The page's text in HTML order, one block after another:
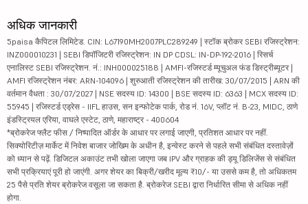
अधिक जानकारी
5paisa कैपिटल लिमिटेड. CIN: L67190MH2007PLC289249 | स्टॉक ब्रोकर SEBI रजिस्ट्रेशन:
INZ000010231 | SEBI डिपॉजिटरी रजिस्ट्रेशन: IN DP CDSL: IN-DP-192-2016 | रिसर्च
एनालिस्ट SEBI रजिस्ट्रेशन. नं.: INH000025188 | AMFI-रजिस्टर्ड म्यूचुअल फंड डिस्ट्रीब्यूटर |
AMFI रजिस्ट्रेशन नंबर: ARN-104096 | शुरुआती रजिस्ट्रेशन की तारीख: 30/07/2015 | ARN की
वर्तमान वैधता : 30/07/2027 | NSE सदस्य ID: 14300 | BSE सदस्य ID: 6363 | MCX सदस्य ID:
55945 | रजिस्टर्ड एड्रेस - IIFL हाउस, सन इन्फोटेक पार्क, रोड नं. 16V, प्लॉट नं. B-23, MIDC, ठाणे
इंडस्ट्रियल एरिया, वाघले एस्टेट, ठाणे, महाराष्ट्र - 400604
*ब्रोकरेज फ्लैट फीस / निष्पादित ऑर्डर के आधार पर लगाई जाएगी, प्रतिशत आधार पर नहीं.
सिक्योरिटीज़ मार्केट में निवेश बाजार जोखिम के अधीन है, इन्वेस्ट करने से पहले सभी संबंधित दस्तावेज़ों
को ध्यान से पढ़ें. डिजिटल अकाउंट तभी खोला जाएगा जब IPV और ग्राहक की ड्यू डिलिजेंस से संबंधित
सभी प्रक्रियाएं पूरी हो जाएंगी. अगर शेयर का बिक्री/खरीद मूल्य ₹10/- या उससे कम है, तो अधिकतम
25 पैसे प्रति शेयर ब्रोकरेज वसूला जा सकता है. ब्रोकरेज SEBI द्वारा निर्धारित सीमा से अधिक नहीं
होगा.